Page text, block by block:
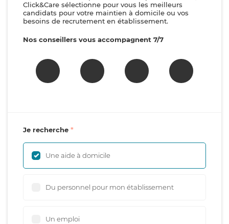
Click&Care sélectionne pour vous les meilleurs
candidats pour votre maintien à domicile ou vos
besoins de recrutement en établissement.
Nos conseillers vous accompagnent 7/7
Je recherche
Une aide à domicile
Du personnel pour mon établissement
Un emploi